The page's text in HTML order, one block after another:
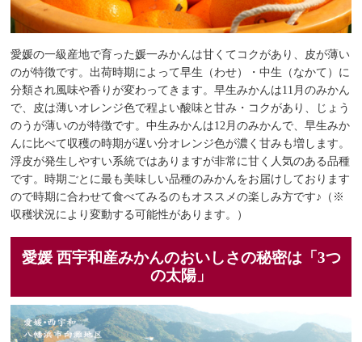
愛媛の一級産地で育った媛一みかんは甘くてコクがあり、皮が薄い
のが特徴です。出荷時期によって早生（わせ）・中生（なかて）に
分類され風味や香りが変わってきます。早生みかんは11月のみかん
で、皮は薄いオレンジ色で程よい酸味と甘み・コクがあり、じょう
のうが薄いのが特徴です。中生みかんは12月のみかんで、早生みか
んに比べて収穫の時期が遅い分オレンジ色が濃く甘みも増します。
浮皮が発生しやすい系統ではありますが非常に甘く人気のある品種
です。時期ごとに最も美味しい品種のみかんをお届けしております
ので時期に合わせて食べてみるのもオススメの楽しみ方です♪（※
収穫状況により変動する可能性があります。）
愛媛 西宇和産みかんのおいしさの秘密は「3つ
の太陽」